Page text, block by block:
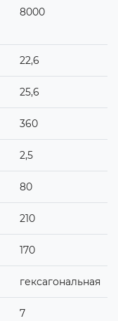
8000
22,6
25,6
360
2,5
80
210
170
гексагональная
7